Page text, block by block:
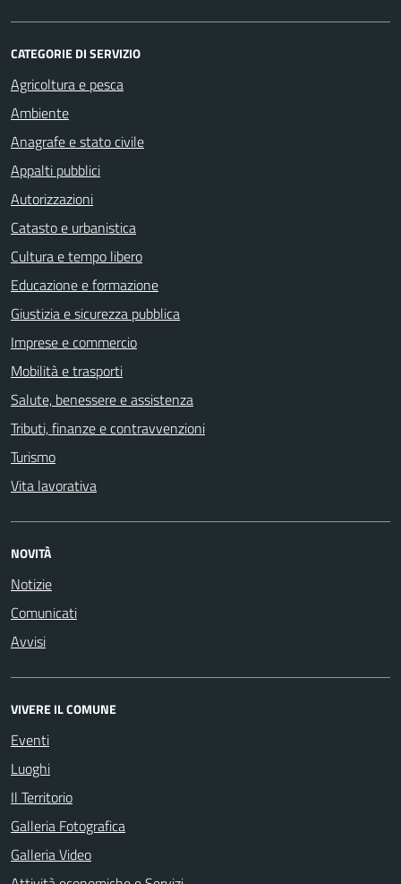
CATEGORIE DI SERVIZIO
Agricoltura e pesca
Ambiente
Anagrafe e stato civile
Appalti pubblici
Autorizzazioni
Catasto e urbanistica
Cultura e tempo libero
Educazione e formazione
Giustizia e sicurezza pubblica
Imprese e commercio
Mobilità e trasporti
Salute, benessere e assistenza
Tributi, finanze e contravvenzioni
Turismo
Vita lavorativa
NOVITÀ
Notizie
Comunicati
Avvisi
VIVERE IL COMUNE
Eventi
Luoghi
Il Territorio
Galleria Fotografica
Galleria Video